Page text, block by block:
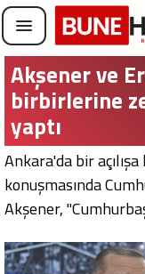
Akşener ve
birbirlerine
yaptı
Ankara'da bir
konuşmasında
Akşener,